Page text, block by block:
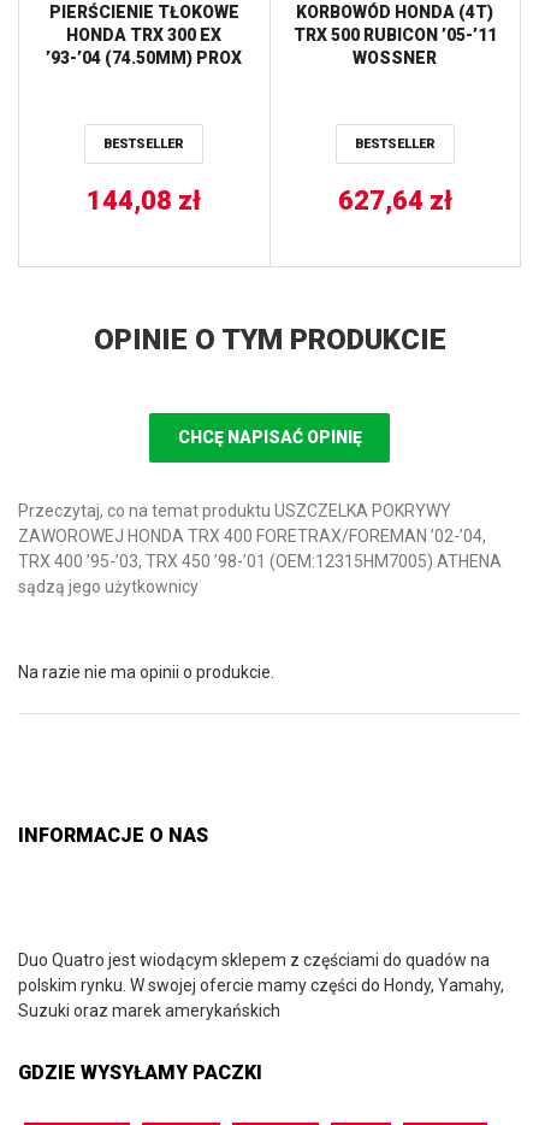
PIERŚCIENIE TŁOKOWE
HONDA TRX 300 EX
’93-’04 (74.50MM) PROX
BESTSELLER
144,08 zł
KORBOWÓD HONDA (4T)
TRX 500 RUBICON ’05-’11
WOSSNER
BESTSELLER
627,64 zł
OPINIE O TYM PRODUKCIE
CHCĘ NAPISAĆ OPINIĘ
Przeczytaj, co na temat produktu USZCZELKA POKRYWY
ZAWOROWEJ HONDA TRX 400 FORETRAX/FOREMAN ’02-’04,
TRX 400 ’95-’03, TRX 450 ’98-’01 (OEM:12315HM7005) ATHENA
sądzą jego użytkownicy
Na razie nie ma opinii o produkcie.
INFORMACJE O NAS
Duo Quatro jest wiodącym sklepem z częściami do quadów na
polskim rynku. W swojej ofercie mamy części do Hondy, Yamahy,
Suzuki oraz marek amerykańskich
GDZIE WYSYŁAMY PACZKI